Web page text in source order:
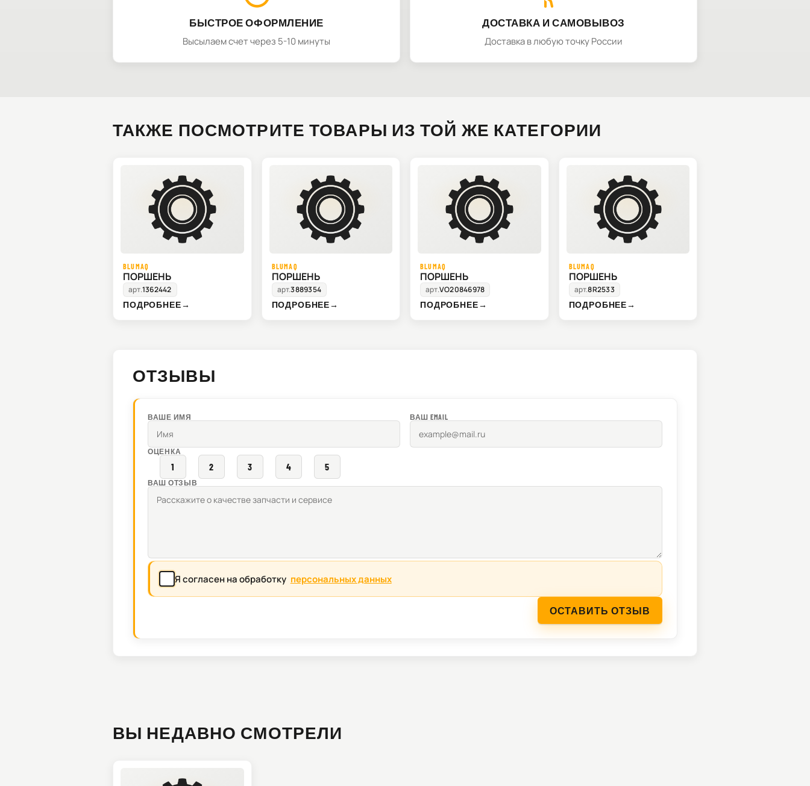
БЫСТРОЕ ОФОРМЛЕНИЕ
Высылаем счет через 5-10 минуты
ДОСТАВКА И САМОВЫВОЗ
Доставка в любую точку России
ТАКЖЕ ПОСМОТРИТЕ ТОВАРЫ ИЗ ТОЙ ЖЕ КАТЕГОРИИ
BLUMAQ
ПОРШЕНЬ
арт.1362442
ПОДРОБНЕЕ→
BLUMAQ
ПОРШЕНЬ
арт.3889354
ПОДРОБНЕЕ→
BLUMAQ
ПОРШЕНЬ
арт.VO20846978
ПОДРОБНЕЕ→
BLUMAQ
ПОРШЕНЬ
арт.8R2533
ПОДРОБНЕЕ→
ОТЗЫВЫ
ВАШЕ ИМЯ ВАШ EMAIL
ОЦЕНКА
1 2 3 4 5
ВАШ ОТЗЫВ
Я согласен на обработку персональных данных
ОСТАВИТЬ ОТЗЫВ
ВЫ НЕДАВНО СМОТРЕЛИ